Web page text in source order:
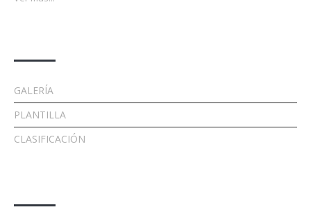
GALERÍA
PLANTILLA
CLASIFICACIÓN